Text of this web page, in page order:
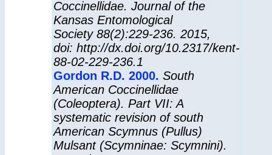
Coccinellidae. Journal of the
Kansas Entomological
Society 88(2):229-236. 2015,
doi: http://dx.doi.org/10.2317/kent-
88-02-229-236.1
Gordon R.D. 2000. South
American Coccinellidae
(Coleoptera). Part VII: A
systematic revision of south
American Scymnus (Pullus)
Mulsant (Scymninae: Scymnini).